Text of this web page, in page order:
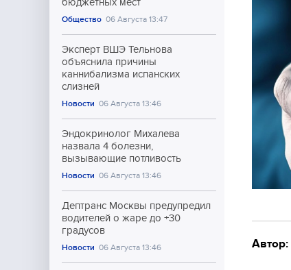
Общество 06 Августа 13:47
Эксперт ВШЭ Тельнова
объяснила причины
каннибализма испанских
слизней
Новости 06 Августа 13:46
Эндокринолог Михалева
назвала 4 болезни,
вызывающие потливость
Новости 06 Августа 13:46
Дептранс Москвы предупредил
водителей о жаре до +30
градусов
Новости 06 Августа 13:46 Автор: